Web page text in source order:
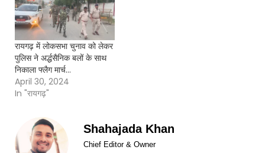
रायगढ़ में लोकसभा चुनाव को लेकर
पुलिस ने अर्द्धसैनिक बलों के साथ
निकाला फ्लैग मार्च…
April 30, 2024
In "रायगढ़"
Shahajada Khan
Chief Editor & Owner